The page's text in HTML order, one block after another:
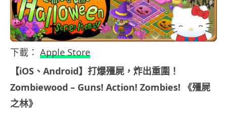
下載： Apple Store
【iOS、Android】打爆殭屍，炸出重圍！
Zombiewood – Guns! Action! Zombies! 《殭屍
之林》